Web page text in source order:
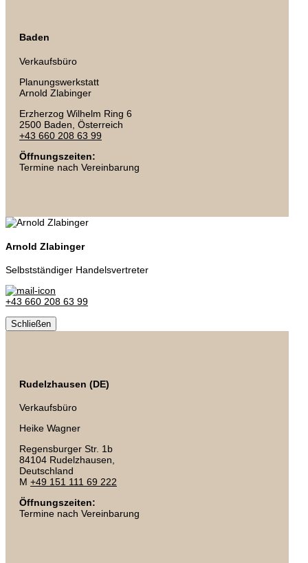
Baden
Verkaufsbüro
Planungswerkstatt
Arnold Zlabinger
Erzherzog Wilhelm Ring 6
2500 Baden , Österreich
+43 660 208 63 99
Öffnungszeiten:
Termine nach Vereinbarung
Arnold Zlabinger
Selbstständiger Handelsvertreter
+43 660 208 63 99
Schließen
Rudelzhausen (DE)
Verkaufsbüro
Heike Wagner
Regensburger Str. 1b
84104 Rudelzhausen,
Deutschland
M +49 151 111 69 222
Öffnungszeiten:
Termine nach Vereinbarung